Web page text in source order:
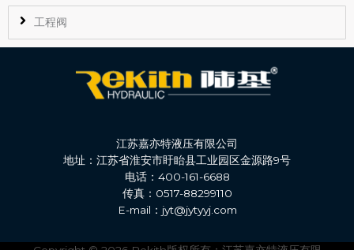
工程阀
江苏嘉亦特液压有限公司
地址：江苏省淮安市盱眙县工业园区金源路9号
电话：400-161-6688
传真：0517-88299110
E-mail：jyt@jytyyj.com